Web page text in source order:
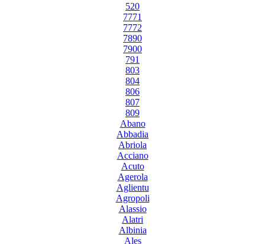
520
7771
7772
7890
7900
791
803
804
806
807
809
Abano
Abbadia
Abriola
Acciano
Acuto
Agerola
Aglientu
Agropoli
Alassio
Alatri
Albinia
Ales